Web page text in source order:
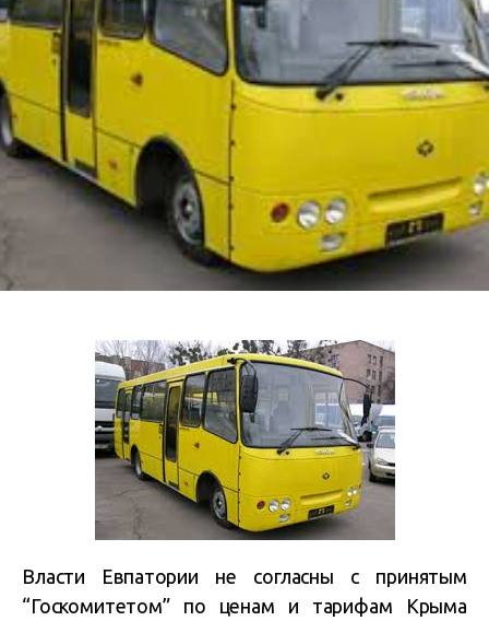
Власти Евпатории не согласны с принятым
“Госкомитетом” по ценам и тарифам Крыма